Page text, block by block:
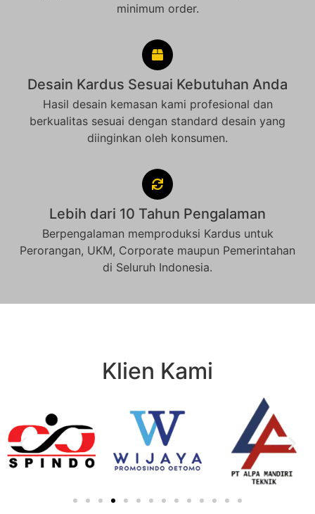
minimum order.
Desain Kardus Sesuai Kebutuhan Anda
Hasil desain kemasan kami profesional dan
berkualitas sesuai dengan standard desain yang
diinginkan oleh konsumen.
Lebih dari 10 Tahun Pengalaman
Berpengalaman memproduksi Kardus untuk
Perorangan, UKM, Corporate maupun Pemerintahan
di Seluruh Indonesia.
Klien Kami